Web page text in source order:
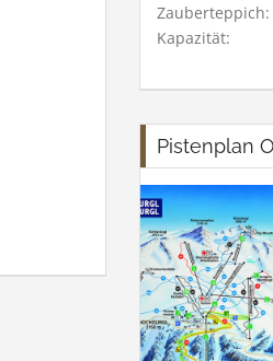
Zauberteppich:
Kapazität:
Pistenplan